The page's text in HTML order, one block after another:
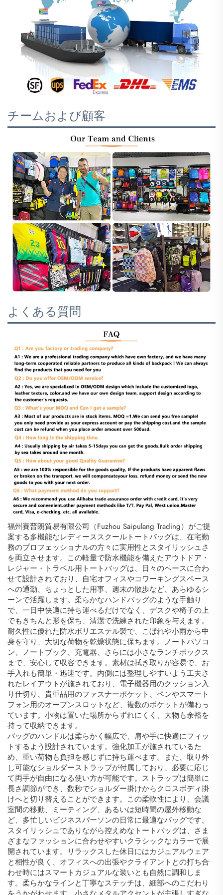
チームおよび顧客
よくある質問
福州賽普朗貿易有限公司（Fuzhou Saipulang Trading）がご提
案する多機能なレディーススクールトートバッグは、在宅勤
務のプロフェッショナルの方々に実用性とスタイリッシュさ
を両立させます。この軽量で防水機能を備えたアウトドア・
レジャー・トラベル用トートバッグは、日々のペースに合わ
せて設計されており、自宅オフィスやコワーキングスペース
への通勤、ちょっとした用事、週末の散歩など、あらゆるシ
ーンで活躍します。柔らかなハンドバッグのような手触り
で、一日中快適に持ち運べるだけでなく、デスクや椅子の上
でもきちんと形を保ち、清潔で洗練された印象を与えます。
耐久性に優れた防水ポリエステル製で、こぼれや小雨から中
身を守り、大切な荷物を乾燥状態に保ちます。ノートパソコ
ン、ノートブック、充電器、さらには小さなランチボックス
まで、安心して収容できます。素材は拭き取りが容易で、お
手入れも簡単・迅速です。内側には整理しやすいよう工夫さ
れたレイアウトが施されており、電子機器用のクッション入
り仕切り、貴重品用のファスナーポケット、ペンやスマート
フォン用のオープンスロットなど、複数のポケットが備わっ
ています。小物は置いた場所からずれにくく、大物も余裕を
持って収納できます。
バッグのハンドルは柔らかく幅広で、肩や手に快適にフィッ
トするよう設計されています。強化加工が施されているた
め、重い荷物も負担を感じずに持ち運べます。また、取り外
し可能なショルダーストラップが付属しており、必要に応じ
て両手が自由になる使い方が可能です。ストラップは簡単に
長さ調節ができ、数秒でショルダー掛けからクロスボディ掛
けへと切り替えることができます。この柔軟性により、会議
室間の移動、ミーティング、あるいは短時間の屋外移動な
ど、多忙しいビジネスパーソンの日常に最適なバッグです。
スタイリッシュでありながら控えめなトートバッグは、さま
ざまなファッションに合わせやすいクラシックなカラーで展
開されています。リラックスした休日にはカジュアルウェア
と相性が良く、オフィスへの出張やクライアントとの打ち合
わせ時にはスマートカジュアルな装いとも自然に調和しま
す。柔らかなラインと丁寧なステッチは、細部へのこだわり